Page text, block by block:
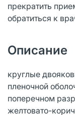
прекратить
обратиться к
Описание
круглые
пленочной
поперечном
желтовато-